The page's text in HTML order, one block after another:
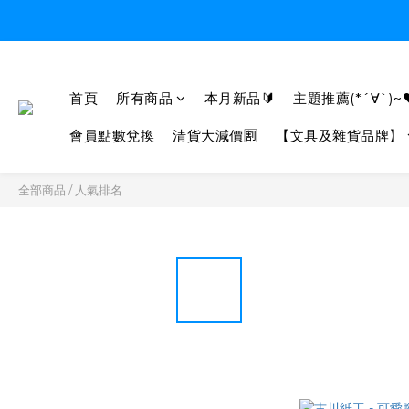
首頁 所有商品 本月新品🔰 主題推薦
會員點數兌換 清貨大減價🈹 【文具及雜貨品牌】
全部商品 / 人氣排名